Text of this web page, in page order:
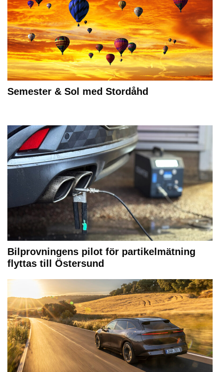
Semester & Sol med Stordåhd
Bilprovningens pilot för partikelmätning
flyttas till Östersund